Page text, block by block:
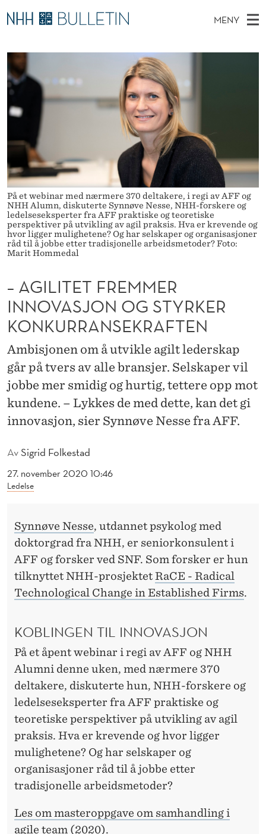
A
G
T
E
T
F
R
E
M
E
N
N
O
V
A
S
MENY
O
V
E
D
E
N
Y
Ø
I
N
E
T
S
T
E
Stipendiater og nye forskerprofiler
Disputaser
Ekspertutvalg
Om Bulletin
På et webinar med nærmere 370 deltakere, i regi av AFF og
NHH Alumn, diskuterte Synnøve Nesse, NHH-forskere og
ledelseseksperter fra AFF praktiske og teoretiske
perspektiver på utvikling av agil praksis. Hva er krevende og
hvor ligger mulighetene? Og har selskaper og organisasjoner
råd til å jobbe etter tradisjonelle arbeidsmetoder? Foto:
Marit Hommedal
AvSigrid Folkestad
27. november 2020 10:46
Ledelse
– AGILITET FREMMER
INNOVASJON OG STYRKER
KONKURRANSEKRAFTEN
Ambisjonen om å utvikle agilt lederskap
går på tvers av alle bransjer. Selskaper vil
jobbe mer smidig og hurtig, tettere opp mot
kundene. – Lykkes de med dette, kan det gi
innovasjon, sier Synnøve Nesse fra AFF.
Synnøve Nesse, utdannet psykolog med
doktorgrad fra NHH, er seniorkonsulent i
AFF og forsker ved SNF. Som forsker er hun
tilknyttet NHH-prosjektetRaCE - Radical
Technological Change in Established Firms.
KOBLINGEN TIL INNOVASJON
På et åpent webinar i regi av AFF og NHH
Alumni denne uken, med nærmere 370
deltakere, diskuterte hun, NHH-forskere og
ledelseseksperter fra AFF praktiske og
teoretiske perspektiver på utvikling av agil
praksis. Hva er krevende og hvor ligger
mulighetene? Og har selskaper og
organisasjoner råd til å jobbe etter
tradisjonelle arbeidsmetoder?
Les om masteroppgave om samhandling i
agile team (2020).